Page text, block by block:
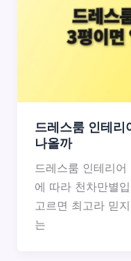
드레스룸 인테리
나올까
드레스룸 인테리
에 따라 천차만별
고르면 최고라 믿
는